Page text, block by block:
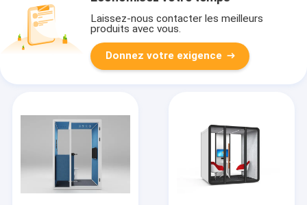
Laissez-nous contacter les meilleurs
produits avec vous.
Donnez votre exigence